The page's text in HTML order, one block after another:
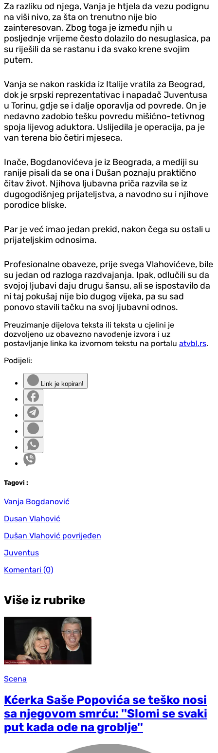
Za razliku od njega, Vanja je htjela da vezu podignu
na viši nivo, za šta on trenutno nije bio
zainteresovan. Zbog toga je između njih u
posljednje vrijeme često dolazilo do nesuglasica, pa
su riješili da se rastanu i da svako krene svojim
putem.
Vanja se nakon raskida iz Italije vratila za Beograd,
dok je srpski reprezentativac i napadač Juventusa
u Torinu, gdje se i dalje oporavlja od povrede. On je
nedavno zadobio tešku povredu mišićno-tetivnog
spoja lijevog aduktora. Uslijedila je operacija, pa je
van terena bio četiri mjeseca.
Inače, Bogdanovićeva je iz Beograda, a mediji su
ranije pisali da se ona i Dušan poznaju praktično
čitav život. Njihova ljubavna priča razvila se iz
dugogodišnjeg prijateljstva, a navodno su i njihove
porodice bliske.
Par je već imao jedan prekid, nakon čega su ostali u
prijateljskim odnosima.
Profesionalne obaveze, prije svega Vlahovićeve, bile
su jedan od razloga razdvajanja. Ipak, odlučili su da
svojoj ljubavi daju drugu šansu, ali se ispostavilo da
ni taj pokušaj nije bio dugog vijeka, pa su sad
ponovo stavili tačku na svoj ljubavni odnos.
Preuzimanje dijelova teksta ili teksta u cjelini je
dozvoljeno uz obavezno navođenje izvora i uz
postavljanje linka ka izvornom tekstu na portalu atvbl.rs.
Podijeli:
Link je kopiran!
Tagovi :
Vanja Bogdanović
Dusan Vlahović
Dušan Vlahović povrijeđen
Juventus
Komentari (0)
Više iz rubrike
Scena
Kćerka Saše Popovića se teško nosi
sa njegovom smrću: ''Slomi se svaki
put kada ode na groblje''